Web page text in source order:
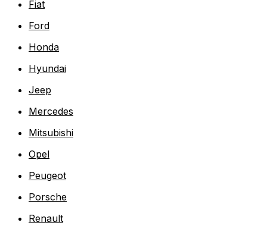
Fiat
Ford
Honda
Hyundai
Jeep
Mercedes
Mitsubishi
Opel
Peugeot
Porsche
Renault